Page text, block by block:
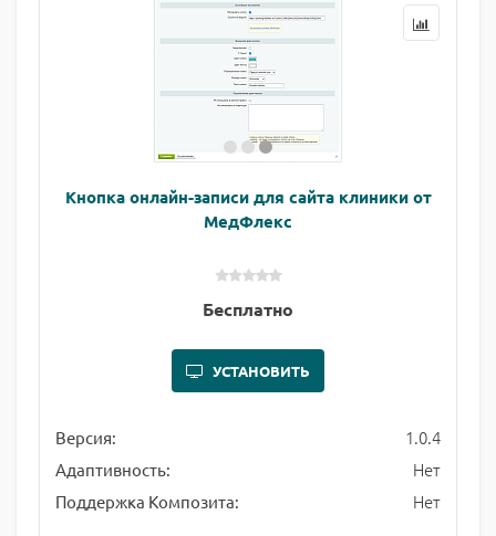
Кнопка онлайн-записи для сайта клиники от
МедФлекс
Бесплатно
УСТАНОВИТЬ
Версия: 1.0.4
Адаптивность: Нет
Поддержка Композита: Нет